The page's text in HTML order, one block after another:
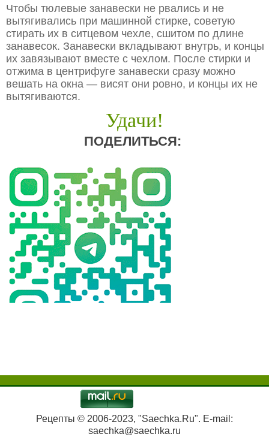
Чтобы тюлевые занавески не рвались и не
вытягивались при машинной стирке, советую
стирать их в ситцевом чехле, сшитом по длине
занавесок. Занавески вкладывают внутрь, и концы
их завязывают вместе с чехлом. После стирки и
отжима в центрифуге занавески сразу можно
вешать на окна — висят они ровно, и концы их не
вытягиваются.
Удачи!
ПОДЕЛИТЬСЯ:
Рецепты © 2006-2023, "Saechka.Ru". E-mail:
saechka@saechka.ru